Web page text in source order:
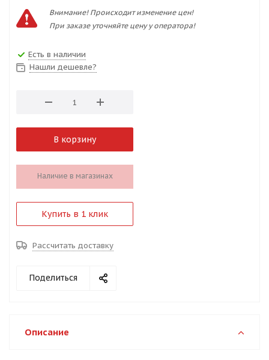
Внимание! Происходит изменение цен!
При заказе уточняйте цену у оператора!
Есть в наличии
Нашли дешевле?
В корзину
Наличие в магазинах
Купить в 1 клик
Рассчитать доставку
Поделиться
Описание